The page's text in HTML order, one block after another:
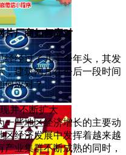
片厂商如何应对
经经过了几十个年头，其发
建筑网片在今后一段时间
何应对？
并不断扩大
一些地区经济增长的主要动
区经济发展中发挥着越来越
业集群不断成熟的同时，